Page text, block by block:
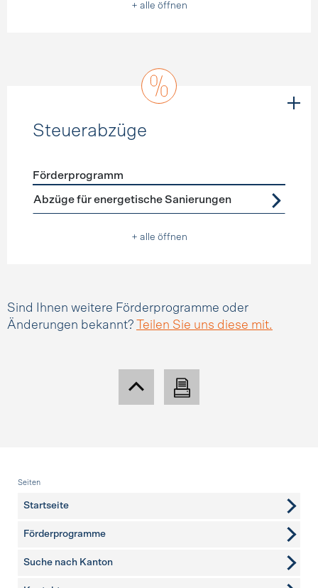
+ alle öffnen
Steuerabzüge
Förderprogramme Steuerabzüge
Förderprogramm
Abzüge für energetische Sanierungen
+ alle öffnen
Sind Ihnen weitere Förderprogramme oder
Änderungen bekannt?
Teilen Sie uns diese mit.
Fusszeile
Seiten
Startseite
Förderprogramme
Suche nach Kanton